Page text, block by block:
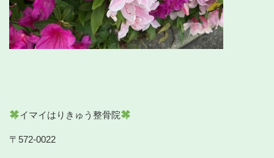
イマイはりきゅう整骨院
〒572-0022